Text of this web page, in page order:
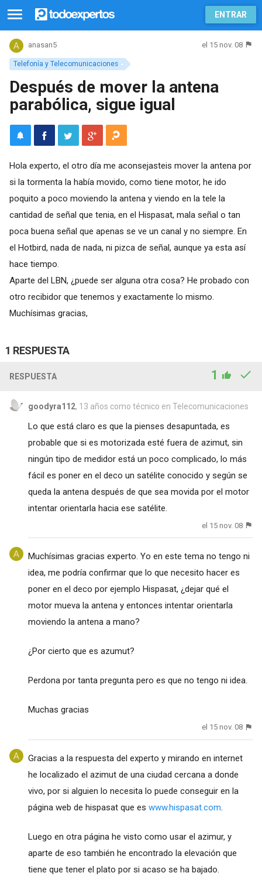
ENTRAR
Telefonía y Telecomunicaciones
anasan5 el 15 nov. 08
Después de mover la antena
parabólica, sigue igual
Hola experto, el otro día me aconsejasteis mover la antena por
si la tormenta la había movido, como tiene motor, he ido
poquito a poco moviendo la antena y viendo en la tele la
cantidad de señal que tenia, en el Hispasat, mala señal o tan
poca buena señal que apenas se ve un canal y no siempre. En
el Hotbird, nada de nada, ni pizca de señal, aunque ya esta así
hace tiempo.
Aparte del LBN, ¿puede ser alguna otra cosa? He probado con
otro recibidor que tenemos y exactamente lo mismo.
Muchísimas gracias,
1 RESPUESTA
RESPUESTA 1
goodyra112, 13 años como técnico en Telecomunicaciones
Lo que está claro es que la pienses desapuntada, es
probable que si es motorizada esté fuera de azimut, sin
ningún tipo de medidor está un poco complicado, lo más
fácil es poner en el deco un satélite conocido y según se
queda la antena después de que sea movida por el motor
intentar orientarla hacia ese satélite.
el 15 nov. 08
Muchísimas gracias experto. Yo en este tema no tengo ni
idea, me podría confirmar que lo que necesito hacer es
poner en el deco por ejemplo Hispasat, ¿dejar qué el
motor mueva la antena y entonces intentar orientarla
moviendo la antena a mano?
¿Por cierto que es azumut?
Perdona por tanta pregunta pero es que no tengo ni idea.
Muchas gracias
el 15 nov. 08
Gracias a la respuesta del experto y mirando en internet
he localizado el azimut de una ciudad cercana a donde
vivo, por si alguien lo necesita lo puede conseguir en la
página web de hispasat que es www.hispasat.com
Luego en otra página he visto como usar el azimur, y
aparte de eso también he encontrado la elevación que
tiene que tener el plato por si acaso se ha bajado.